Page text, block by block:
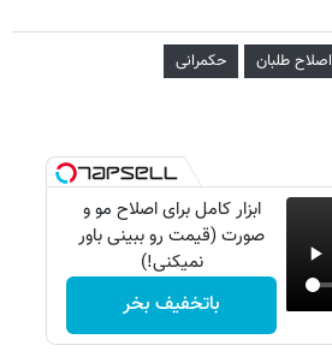
اصلاح طلبان حکمرانی
ابزار کامل برای اصلاح مو و
صورت (قیمت رو ببینی باور
نمیکنی!)
باتخفیف بخر